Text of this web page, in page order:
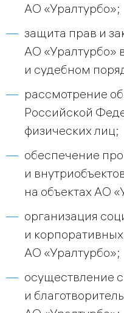
АО «Уралтурбо»;
защита прав и
АО «Уралтурбо»
и судебном
рассмотрение
Российской
физических лиц;
обеспечение
и
на объектах АО
организация
и
АО «Уралтурбо»;
осуществление
и